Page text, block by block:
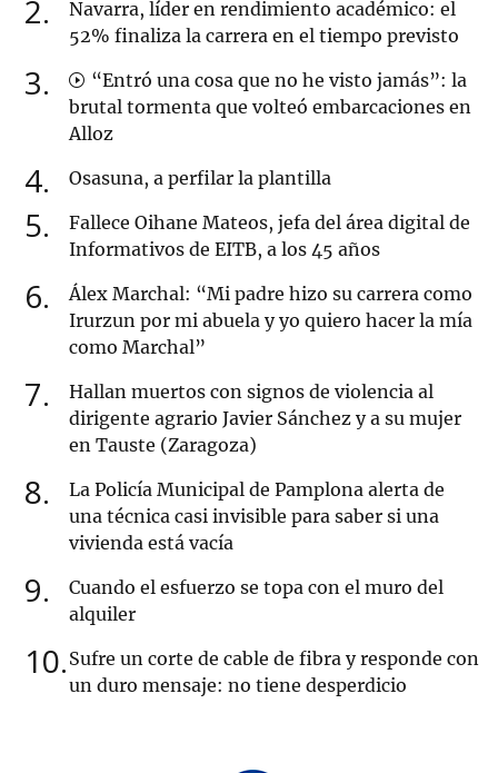
2
Navarra, líder en rendimiento académico: el
52% finaliza la carrera en el tiempo previsto
3
“Entró una cosa que no he visto jamás”: la
brutal tormenta que volteó embarcaciones en
Alloz
4 Osasuna, a perfilar la plantilla
5
Fallece Oihane Mateos, jefa del área digital de
Informativos de EITB, a los 45 años
6
Álex Marchal: “Mi padre hizo su carrera como
Irurzun por mi abuela y yo quiero hacer la mía
como Marchal”
7
Hallan muertos con signos de violencia al
dirigente agrario Javier Sánchez y a su mujer
en Tauste (Zaragoza)
8
La Policía Municipal de Pamplona alerta de
una técnica casi invisible para saber si una
vivienda está vacía
9
Cuando el esfuerzo se topa con el muro del
alquiler
10 Sufre un corte de cable de fibra y responde con
un duro mensaje: no tiene desperdicio